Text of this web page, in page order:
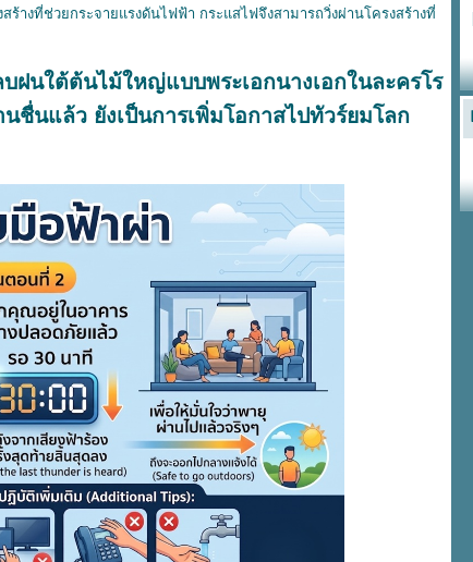
งที่ช่วยกระจายแรงดันไฟฟ้า กระแสไฟจึงสามารถวิ่งผ่านโครงสร้างที่
นใต้ต้นไม้ใหญ่แบบพระเอกนางเอกในละครโร
นแล้ว ยังเป็นการเพิ่มโอกาสไปทัวร์ยมโลก